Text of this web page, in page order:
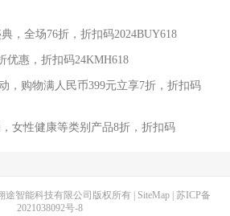
，全场76折，折扣码2024BUY618
优惠，折扣码24KMH618
，购物满人民币399元立享7折，折扣码
女性健康等类别产品8折，折扣码
途智能科技有限公司版权所有 | SiteMap| 苏ICP备
2021038092号-8